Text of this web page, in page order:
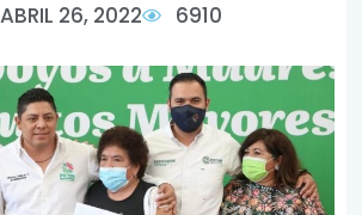
ABRIL 26, 2022 6910